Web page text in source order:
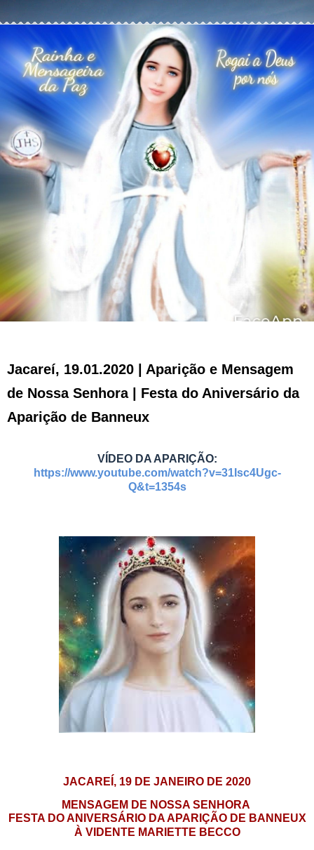
Jacareí, 19.01.2020 | Aparição e Mensagem
de Nossa Senhora | Festa do Aniversário da
Aparição de Banneux
VÍDEO DA APARIÇÃO:
https://www.youtube.com/watch?v=31Isc4Ugc-
Q&t=1354s
JACAREÍ, 19 DE JANEIRO DE 2020
MENSAGEM DE NOSSA SENHORA
FESTA DO ANIVERSÁRIO DA APARIÇÃO DE BANNEUX
À VIDENTE MARIETTE BECCO